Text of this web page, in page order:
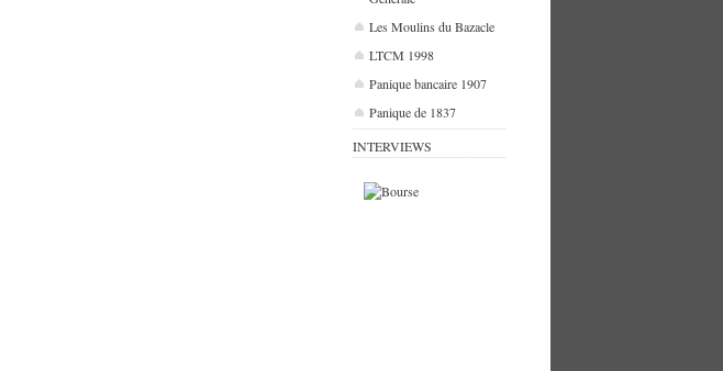
Les Moulins du Bazacle
LTCM 1998
Panique bancaire 1907
Panique de 1837
INTERVIEWS